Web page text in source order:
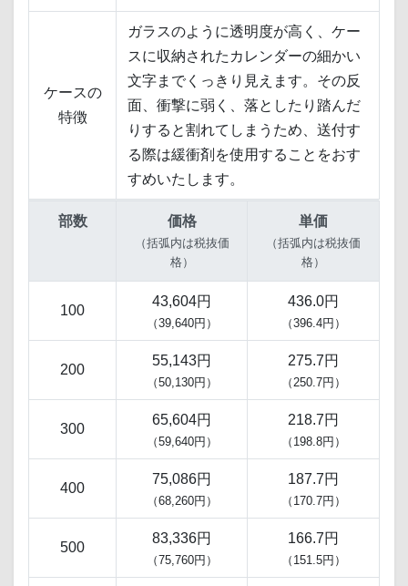
ケースの
特徴
ガラスのように透明度が高く、ケー
スに収納されたカレンダーの細かい
文字までくっきり見えます。その反
面、衝撃に弱く、落としたり踏んだ
りすると割れてしまうため、送付す
る際は緩衝剤を使用することをおす
すめいたします。
部数 価格
（括弧内は税抜価
格）
単価
（括弧内は税抜価
格）
100
43,604円
（39,640円）
436.0円
（396.4円）
200
55,143円
（50,130円）
275.7円
（250.7円）
300
65,604円
（59,640円）
218.7円
（198.8円）
400
75,086円
（68,260円）
187.7円
（170.7円）
500
83,336円
（75,760円）
166.7円
（151.5円）